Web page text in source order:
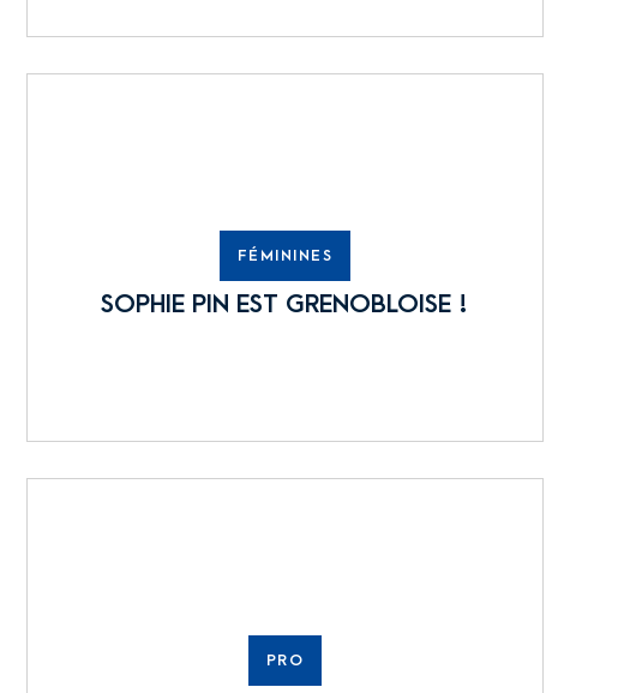
FÉMININES
SOPHIE PIN EST GRENOBLOISE !
PRO